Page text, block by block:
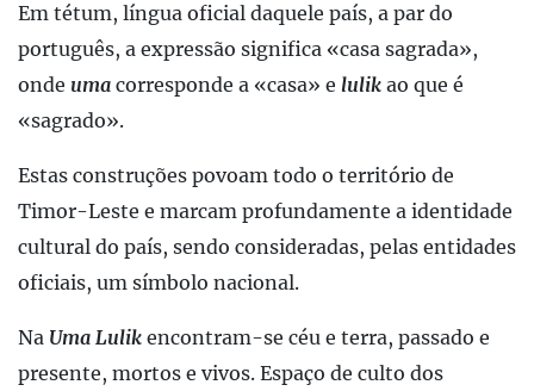
Em tétum, língua oficial daquele país, a par do
português, a expressão significa «casa sagrada»,
onde uma corresponde a «casa» e lulik ao que é
«sagrado».
Estas construções povoam todo o território de
Timor-Leste e marcam profundamente a identidade
cultural do país, sendo consideradas, pelas entidades
oficiais, um símbolo nacional.
Na Uma Lulik encontram-se céu e terra, passado e
presente, mortos e vivos. Espaço de culto dos